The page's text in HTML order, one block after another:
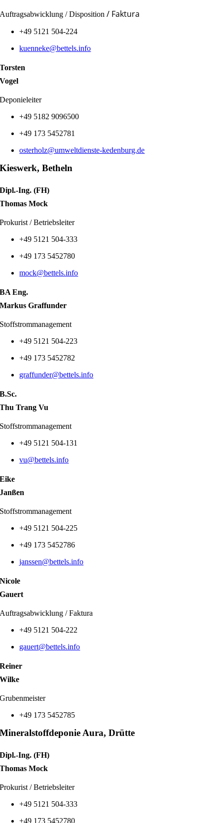
Auftragsabwicklung / Disposition/ Faktura
+49 5121 504-224
kuenneke@bettels.info
Torsten
Vogel
Deponieleiter
+49 5182 9096500
+49 173 5452781
osterholz@umweltdienste-kedenburg.de
Kieswerk, Betheln
Dipl.-Ing. (FH)
Thomas Mock
Prokurist / Betriebsleiter
+49 5121 504-333
+49 173 5452780
mock@bettels.info
BA Eng.
Markus Graffunder
Stoffstrommanagement
+49 5121 504-223
+49 173 5452782
graffunder@bettels.info
B.Sc.
Thu Trang Vu
Stoffstrommanagement
+49 5121 504-131
vu@bettels.info
Eike
Janßen
Stoffstrommanagement
+49 5121 504-225
+49 173 5452786
janssen@bettels.info
Nicole
Gauert
Auftragsabwicklung / Faktura
+49 5121 504-222
gauert@bettels.info
Reiner
Wilke
Grubenmeister
+49 173 5452785
Mineralstoffdeponie Aura, Drütte
Dipl.-Ing. (FH)
Thomas Mock
Prokurist / Betriebsleiter
+49 5121 504-333
+49 173 5452780